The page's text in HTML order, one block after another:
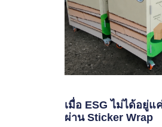
เมื่อ ESG ไม่ได้อยู่
ผ่าน Sticker Wrap